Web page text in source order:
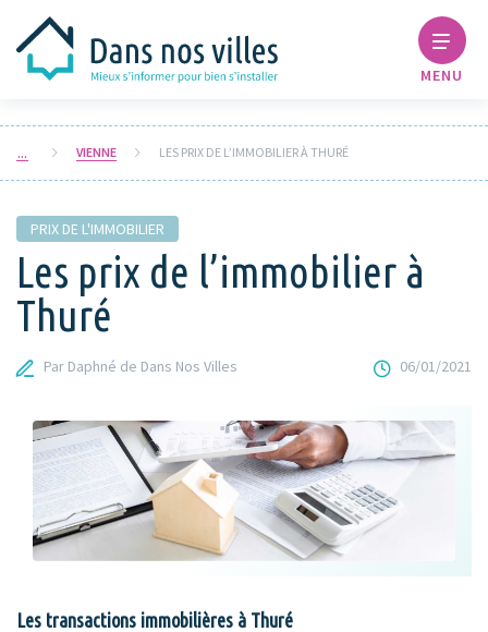
MENU
VIENNE LES PRIX DE L’IMMOBILIER À THURÉ
PRIX DE L'IMMOBILIER
Les prix de l’immobilier à
Thuré
Par Daphné de Dans Nos Villes 06/01/2021
Les transactions immobilières à Thuré